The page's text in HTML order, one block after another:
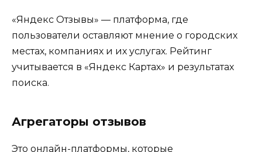
«Яндекс Отзывы» — платформа, где
пользователи оставляют мнение о городских
местах, компаниях и их услугах. Рейтинг
учитывается в «Яндекс Картах» и результатах
поиска.
Агрегаторы отзывов
Это онлайн-платформы, которые